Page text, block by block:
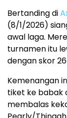
Bertanding di
(8/1/2026)
awal laga.
turnamen itu
dengan skor
Kemenangan
tiket ke babak
membalas